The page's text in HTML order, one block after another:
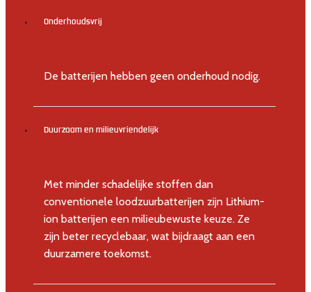
Onderhoudsvrij
De batterijen hebben geen onderhoud nodig.
Duurzaam en milieuvriendelijk
Met minder schadelijke stoffen dan
conventionele loodzuurbatterijen zijn Lithium-
ion batterijen een milieubewuste keuze. Ze
zijn beter recyclebaar, wat bijdraagt aan een
duurzamere toekomst.